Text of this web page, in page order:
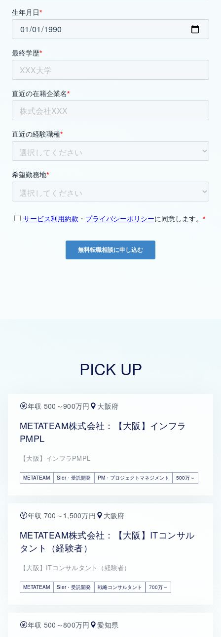
PICK UP
年収 500～900万円 大阪府
METATEAM株式会社：【大阪】インフラ
PMPL
【大阪】インフラPMPL
METATEAM SIer・受託開発 PM・プロジェクトマネジメント 500万～
年収 700～1,500万円 大阪府
METATEAM株式会社：【大阪】ITコンサル
タント（経験者）
【大阪】ITコンサルタント（経験者）
METATEAM SIer・受託開発 戦略コンサルタント 700万～
年収 500～800万円 愛知県